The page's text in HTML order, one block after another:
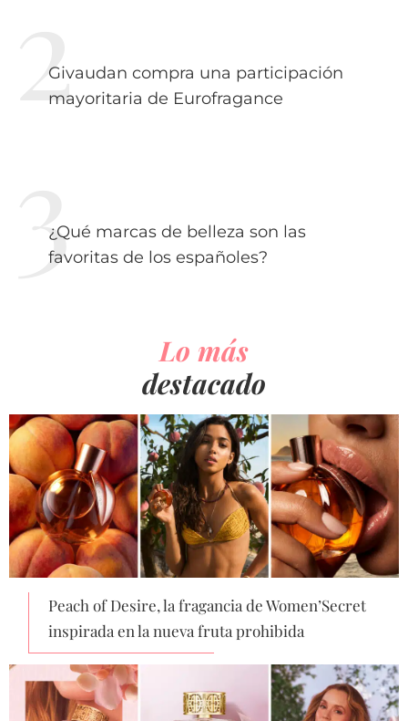
Givaudan compra una participación
mayoritaria de Eurofragance
¿Qué marcas de belleza son las
favoritas de los españoles?
Lo más
destacado
Peach of Desire, la fragancia de Women’Secret
inspirada en la nueva fruta prohibida